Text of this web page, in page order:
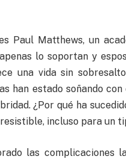
Paul Matthews, un
lo soportan y
una vida sin
han estado soñando
¿Por qué ha
incluso para un
las complicaciones